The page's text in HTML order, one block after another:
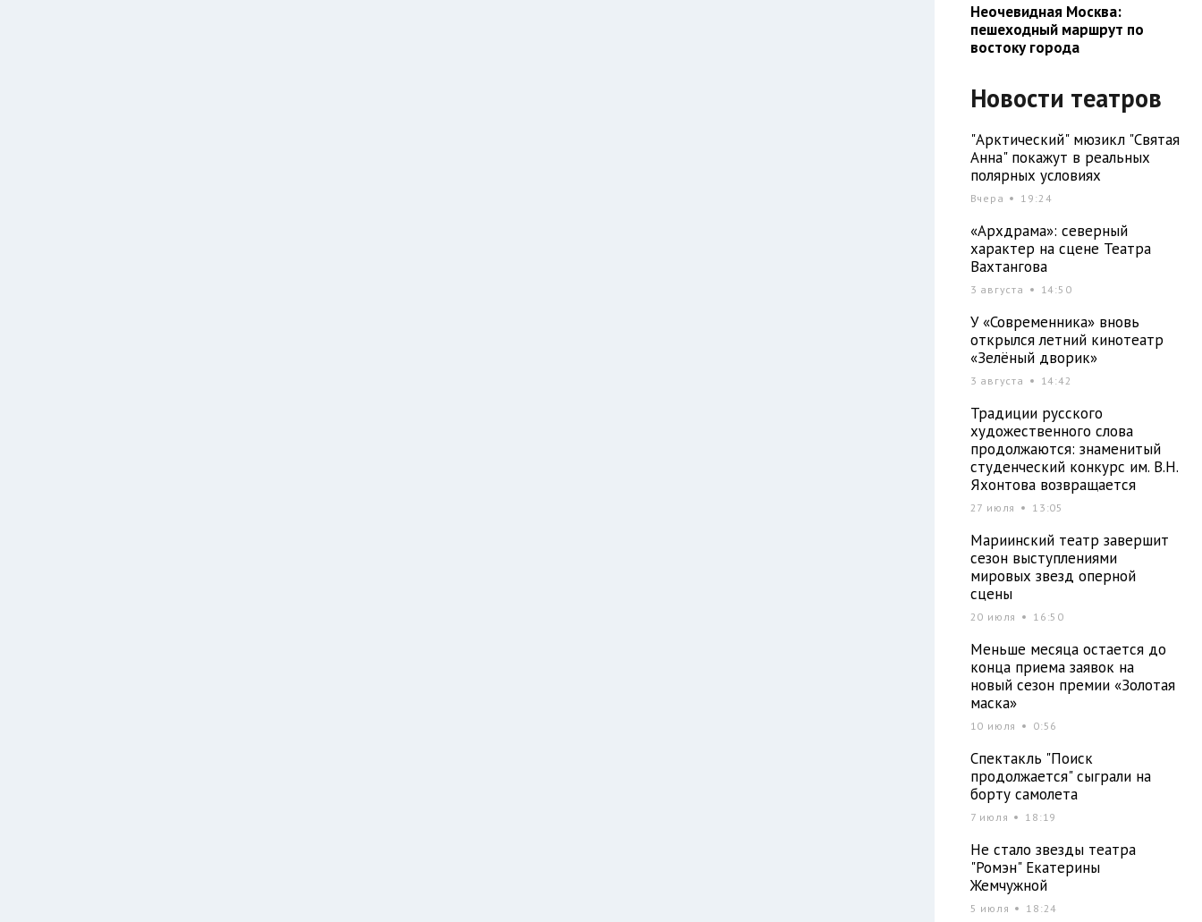
Неочевидная Москва:
пешеходный маршрут по
востоку города
Новости театров
"Арктический" мюзикл "Святая
Анна" покажут в реальных
полярных условиях
Вчера 19:24
«Архдрама»: северный
характер на сцене Театра
Вахтангова
3 августа 14:50
У «Современника» вновь
открылся летний кинотеатр
«Зелёный дворик»
3 августа 14:42
Традиции русского
художественного слова
продолжаются: знаменитый
студенческий конкурс им. В.Н.
Яхонтова возвращается
27 июля 13:05
Мариинский театр завершит
сезон выступлениями
мировых звезд оперной
сцены
20 июля 16:50
Меньше месяца остается до
конца приема заявок на
новый сезон премии «Золотая
маска»
10 июля 0:56
Спектакль "Поиск
продолжается" сыграли на
борту самолета
7 июля 18:19
Не стало звезды театра
"Ромэн" Екатерины
Жемчужной
5 июля 18:24